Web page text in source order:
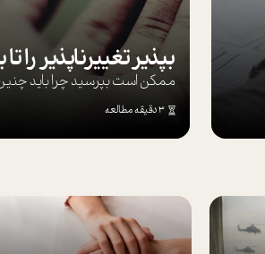
ممکن است بپرسيد چرا بايد چنين
3 دقیقه مطالعه